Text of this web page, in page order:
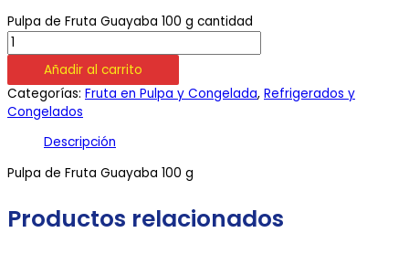
Pulpa de Fruta Guayaba 100 g cantidad
Añadir al carrito
Categorías: Fruta en Pulpa y Congelada, Refrigerados y
Congelados
Descripción
Pulpa de Fruta Guayaba 100 g
Productos relacionados